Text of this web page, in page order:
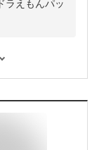
ラえもんパッ